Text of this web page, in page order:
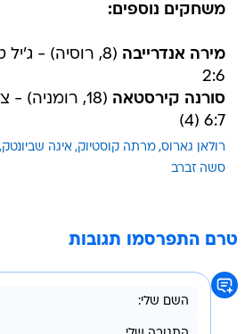
משחקים נוספים:
מירה אנדרייבה
2:6
סורנה קירסטאה
6:7 (4)
רולאן גארוס מרתה קוסטיוק איגה שביונטק
סשה זברב
טרם התפרסמו תגובות